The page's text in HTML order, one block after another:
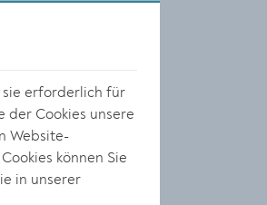
sie erforderlich für
Cookies unsere
Website-
können Sie
in unserer